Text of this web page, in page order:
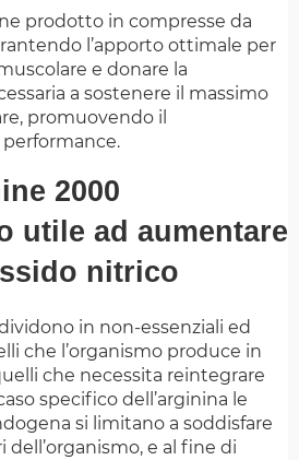
prodotto in compresse da
l’apporto ottimale per
e donare la
a sostenere il massimo
promuovendo il
2000
utile ad aumentare
nitrico
in non-essenziali ed
che l’organismo produce in
che necessita reintegrare
specifico dell’arginina le
si limitano a soddisfare
dell’organismo, e al fine di